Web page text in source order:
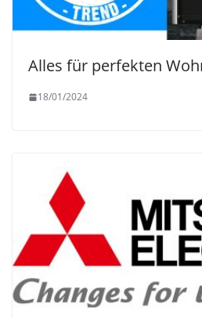
Alles für perfekten
18/01/2024